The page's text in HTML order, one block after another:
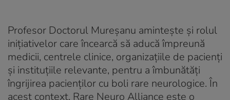
Profesor Doctorul Mureșanu amintește și rolul
inițiativelor care încearcă să aducă împreună
medicii, centrele clinice, organizațiile de pacienți
și instituțiile relevante, pentru a îmbunătăți
îngrijirea pacienților cu boli rare neurologice. În
acest context, Rare Neuro Alliance este o